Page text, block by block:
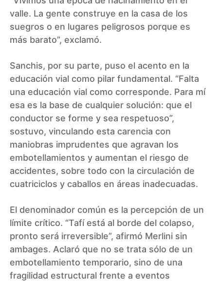
valle. La gente construye en la casa de los
suegros o en lugares peligrosos porque es
más barato”, exclamó.
Sanchis, por su parte, puso el acento en la
educación vial como pilar fundamental. “Falta
una educación vial como corresponde. Para mí
esa es la base de cualquier solución: que el
conductor se forme y sea respetuoso”,
sostuvo, vinculando esta carencia con
maniobras imprudentes que agravan los
embotellamientos y aumentan el riesgo de
accidentes, sobre todo con la circulación de
cuatriciclos y caballos en áreas inadecuadas.
El denominador común es la percepción de un
límite crítico. “Tafí está al borde del colapso,
pronto será irreversible”, afirmó Merlini sin
ambages. Aclaró que no se trata sólo de un
embotellamiento temporario, sino de una
fragilidad estructural frente a eventos